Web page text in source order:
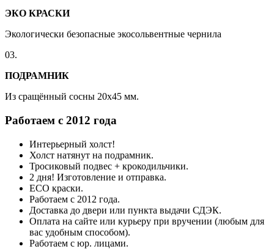
ЭКО КРАСКИ
Экологически безопасные экосольвентные чернила
03.
ПОДРАМНИК
Из сращённый сосны 20x45 мм.
Работаем с 2012 года
Интерьерный холст!
Холст натянут на подрамник.
Тросиковый подвес + крокодильчики.
2 дня! Изготовление и отправка.
ECO краски.
Работаем с 2012 года.
Доставка до двери или пункта выдачи СДЭК.
Оплата на сайте или курьеру при вручении (любым для
вас удобным способом).
Работаем с юр. лицами.